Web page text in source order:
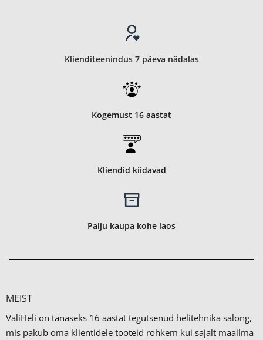
Klienditeenindus 7 päeva nädalas
Kogemust 16 aastat
Kliendid kiidavad
Palju kaupa kohe laos
MEIST
ValiHeli on tänaseks 16 aastat tegutsenud helitehnika salong,
mis pakub oma klientidele tooteid rohkem kui sajalt maailma